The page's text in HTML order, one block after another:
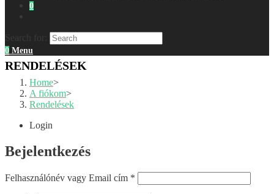
0
0 Menu
RENDELÉSEK
Home>
A fiókom>
Rendelések
Login
Bejelentkezés
Felhasználónév vagy Email cím *